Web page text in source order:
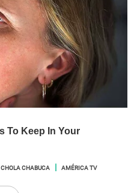
CHOLA CHABUCA AMÉRICA TV